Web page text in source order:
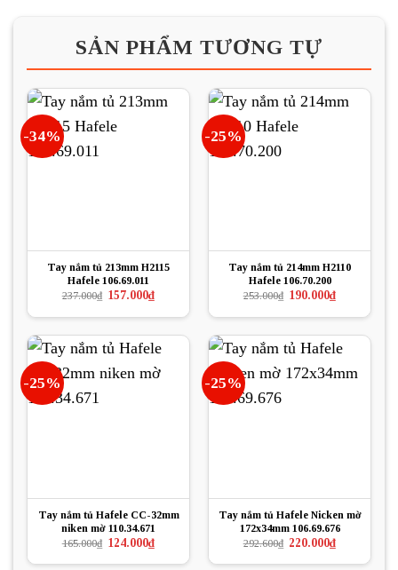
SẢN PHẨM TƯƠNG TỰ
-34%
Tay nắm tủ 213mm H2115
Hafele 106.69.011
237.000₫ Giá
là:
157.000₫Giá
hiện
tại
157.000₫.
-25%
Tay nắm tủ 214mm H2110
Hafele 106.70.200
253.000₫ Giá
là:
190.000₫Giá
hiện
tại
190.000₫.
-25%
Tay nắm tủ Hafele CC-32mm
niken mờ 110.34.671
165.000₫ Giá
là:
124.000₫Giá
hiện
tại
-25%
Tay nắm tủ Hafele Nicken mờ
172x34mm 106.69.676
292.600₫ Giá
là:
220.000₫Giá
hiện
tại